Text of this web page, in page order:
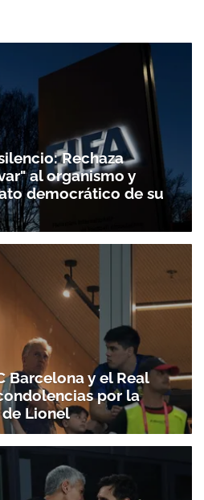
Rechaza
al organismo y
democrático de su
Barcelona y el Real
por la
Lionel